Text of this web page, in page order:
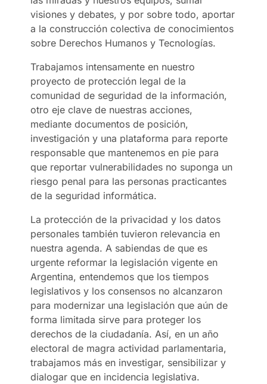
visiones y debates, y por sobre todo, aportar
a la construcción colectiva de conocimientos
sobre Derechos Humanos y Tecnologías.
Trabajamos intensamente en nuestro
proyecto de protección legal de la
comunidad de seguridad de la información,
otro eje clave de nuestras acciones,
mediante documentos de posición,
investigación y una plataforma para reporte
responsable que mantenemos en pie para
que reportar vulnerabilidades no suponga un
riesgo penal para las personas practicantes
de la seguridad informática.
La protección de la privacidad y los datos
personales también tuvieron relevancia en
nuestra agenda. A sabiendas de que es
urgente reformar la legislación vigente en
Argentina, entendemos que los tiempos
legislativos y los consensos no alcanzaron
para modernizar una legislación que aún de
forma limitada sirve para proteger los
derechos de la ciudadanía. Así, en un año
electoral de magra actividad parlamentaria,
trabajamos más en investigar, sensibilizar y
dialogar que en incidencia legislativa.